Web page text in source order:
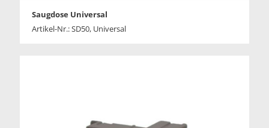
Saugdose Universal
Artikel-Nr.: SD50, Universal